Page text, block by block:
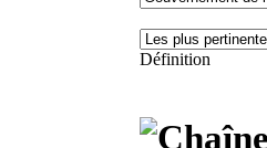
Définition